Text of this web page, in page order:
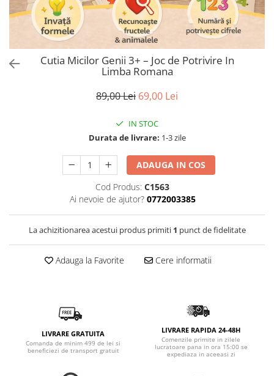
Puzzle
Tablite, Litere si Cifre
Jucarii exterior
Cutia Micilor Genii 3+ – Joc de Potrivire In
Limba Romana
89,00 Lei 69,00 Lei
IN STOC
Durata de livrare: 1-3 zile
ADAUGA IN COS
Cod Produs: C1563
Ai nevoie de ajutor? 0772003385
La achizitionarea acestui produs primiti 1 punct de fidelitate
Adauga la Favorite Cere informatii
LIVRARE GRATUITA
Comanda de minim 499 de lei si
beneficiezi de transport gratuit
LIVRARE RAPIDA 24-48H
Comenzile primite in zilele
lucratoare pana in ora 15:00 se
expediaza in aceeasi zi